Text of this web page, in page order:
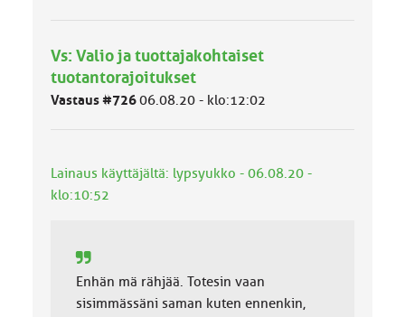
m
ä
u
a
:
Vs: Valio ja tuottajakohtaiset
tuotantorajoitukset
Vastaus #72606.08.20 - klo:12:02
Lainaus käyttäjältä: lypsyukko - 06.08.20 -
klo:10:52
Enhän mä rähjää. Totesin vaan
sisimmässäni saman kuten ennenkin,